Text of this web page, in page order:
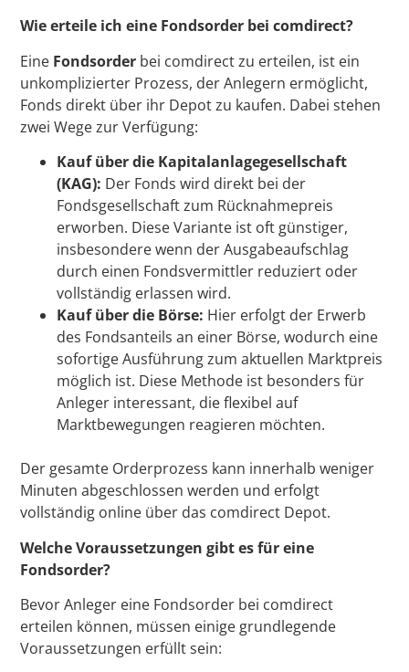
Wie erteile ich eine Fondsorder bei comdirect?
Eine Fondsorder bei comdirect zu erteilen, ist ein
unkomplizierter Prozess, der Anlegern ermöglicht,
Fonds direkt über ihr Depot zu kaufen. Dabei stehen
zwei Wege zur Verfügung:
Kauf über die Kapitalanlagegesellschaft
(KAG): Der Fonds wird direkt bei der
Fondsgesellschaft zum Rücknahmepreis
erworben. Diese Variante ist oft günstiger,
insbesondere wenn der Ausgabeaufschlag
durch einen Fondsvermittler reduziert oder
vollständig erlassen wird.
Kauf über die Börse: Hier erfolgt der Erwerb
des Fondsanteils an einer Börse, wodurch eine
sofortige Ausführung zum aktuellen Marktpreis
möglich ist. Diese Methode ist besonders für
Anleger interessant, die flexibel auf
Marktbewegungen reagieren möchten.
Der gesamte Orderprozess kann innerhalb weniger
Minuten abgeschlossen werden und erfolgt
vollständig online über das comdirect Depot.
Welche Voraussetzungen gibt es für eine
Fondsorder?
Bevor Anleger eine Fondsorder bei comdirect
erteilen können, müssen einige grundlegende
Voraussetzungen erfüllt sein: